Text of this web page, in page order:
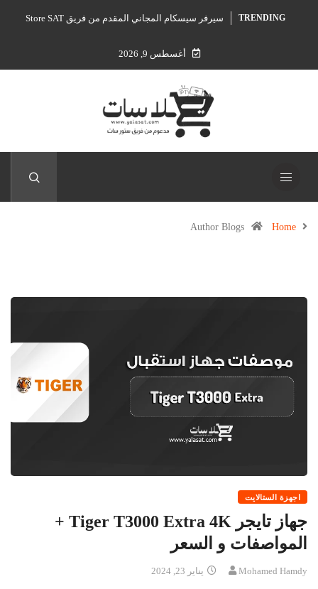
TRENDING سيرفر سيسكام المجاني المقدم من فريق Store SAT
أغسطس 9, 2026
Home
Author Blogs
اجهزة الستالايت
جهاز تايجر Tiger T3000 Extra 4K +
المواصفات و السعر
Mohamed Hamdy يناير 23, 2024